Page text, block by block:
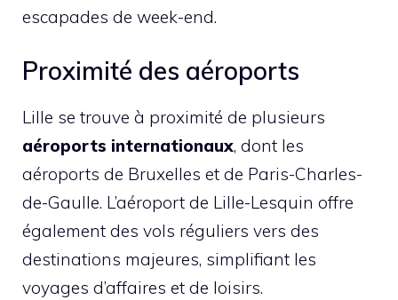
escapades de week-end.
Proximité des aéroports
Lille se trouve à proximité de plusieurs
aéroports internationaux, dont les
aéroports de Bruxelles et de Paris-Charles-
de-Gaulle. L’aéroport de Lille-Lesquin offre
également des vols réguliers vers des
destinations majeures, simplifiant les
voyages d’affaires et de loisirs.